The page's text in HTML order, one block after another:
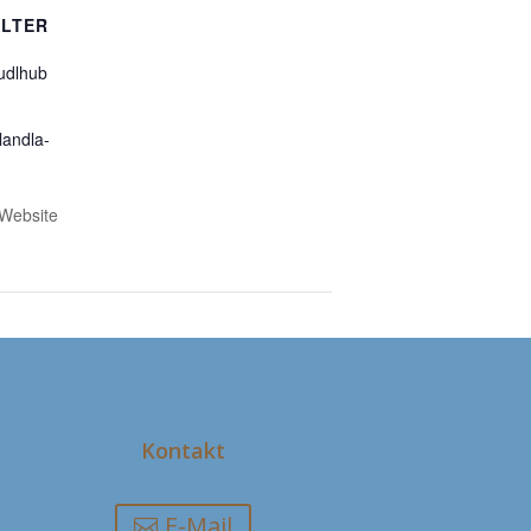
Schönauer Hoagarten
Kontakt